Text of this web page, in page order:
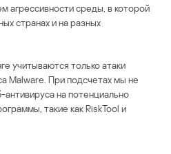
агрессивности среды, в которой
странах и на разных
учитываются только атаки
Malware. При подсчетах мы не
на потенциально
такие как RiskTool и